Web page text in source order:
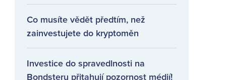
Co musíte vědět předtím, než
zainvestujete do kryptoměn
Investice do spravedlnosti na
Bondsteru přitahují pozornost médií!